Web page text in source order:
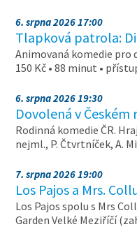
6. srpna 2026 17:00
Tlapková patrola:
Animovaná komedie pro
150 Kč • 88 minut •
6. srpna 2026 19:30
Dovolená v Českém
Rodinná komedie ČR.
nejml., P. Čtvrtníček, A.
7. srpna 2026 19:00
Los Pajos a Mrs.
Los Pajos spolu s Mrs
Garden Velké Meziříčí